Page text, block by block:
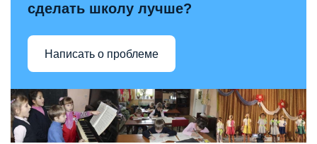
сделать школу лучше?
Написать о проблеме